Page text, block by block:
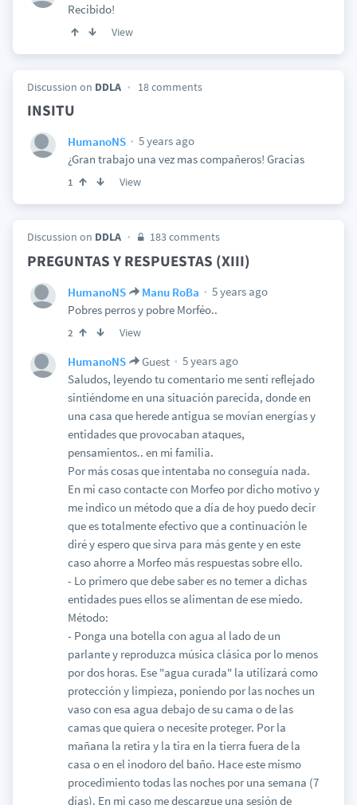
Recibido!
View
Discussion on DDLA 18 comments
INSITU
HumanoNS
5 years ago
¿Gran trabajo una vez mas compañeros! Gracias
1 View
Discussion on DDLA 183 comments
PREGUNTAS Y RESPUESTAS (XIII)
HumanoNS Manu RoBa
5 years ago
Pobres perros y pobre Morféo..
2 View
HumanoNS Guest
5 years ago
Saludos, leyendo tu comentario me sentí reflejado
sintiéndome en una situación parecida, donde en
una casa que herede antigua se movían energías y
entidades que provocaban ataques,
pensamientos.. en mi familia.
Por más cosas que intentaba no conseguía nada.
En mi caso contacte con Morfeo por dicho motivo y
me indico un método que a día de hoy puedo decir
que es totalmente efectivo que a continuación le
diré y espero que sirva para más gente y en este
caso ahorre a Morfeo más respuestas sobre ello.
- Lo primero que debe saber es no temer a dichas
entidades pues ellos se alimentan de ese miedo.
Método:
- Ponga una botella con agua al lado de un
parlante y reproduzca música clásica por lo menos
por dos horas. Ese "agua curada" la utilizará como
protección y limpieza, poniendo por las noches un
vaso con esa agua debajo de su cama o de las
camas que quiera o necesite proteger. Por la
mañana la retira y la tira en la tierra fuera de la
casa o en el inodoro del baño. Hace este mismo
procedimiento todas las noches por una semana (7
días). En mi caso me descargue una sesión de